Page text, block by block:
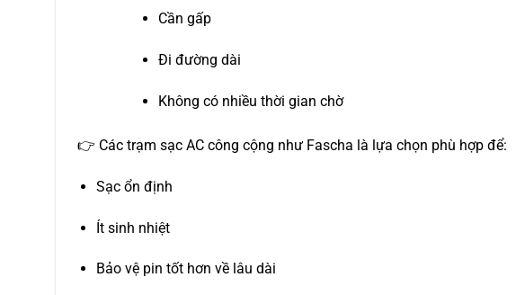
Cần gấp
Đi đường dài
Không có nhiều thời gian chờ
👉 Các trạm sạc AC công cộng như Fascha là lựa chọn phù hợp để:
Sạc ổn định
Ít sinh nhiệt
Bảo vệ pin tốt hơn về lâu dài